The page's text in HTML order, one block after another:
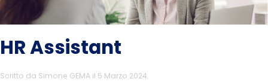
HR Assistant
Scritto da Simone GEMA il 5 Marzo 2024.